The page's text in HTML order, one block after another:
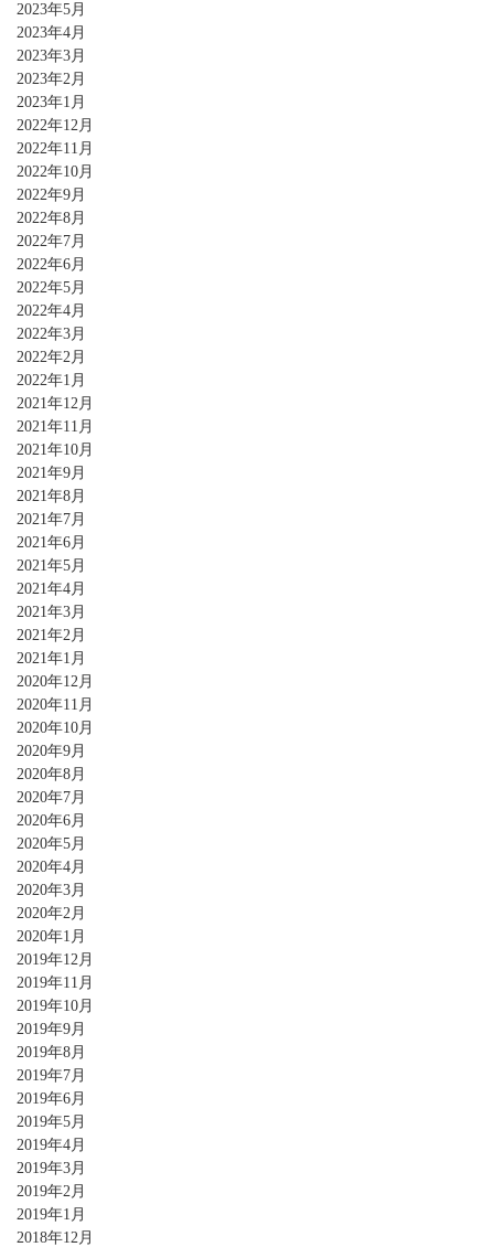
2023年5月
2023年4月
2023年3月
2023年2月
2023年1月
2022年12月
2022年11月
2022年10月
2022年9月
2022年8月
2022年7月
2022年6月
2022年5月
2022年4月
2022年3月
2022年2月
2022年1月
2021年12月
2021年11月
2021年10月
2021年9月
2021年8月
2021年7月
2021年6月
2021年5月
2021年4月
2021年3月
2021年2月
2021年1月
2020年12月
2020年11月
2020年10月
2020年9月
2020年8月
2020年7月
2020年6月
2020年5月
2020年4月
2020年3月
2020年2月
2020年1月
2019年12月
2019年11月
2019年10月
2019年9月
2019年8月
2019年7月
2019年6月
2019年5月
2019年4月
2019年3月
2019年2月
2019年1月
2018年12月